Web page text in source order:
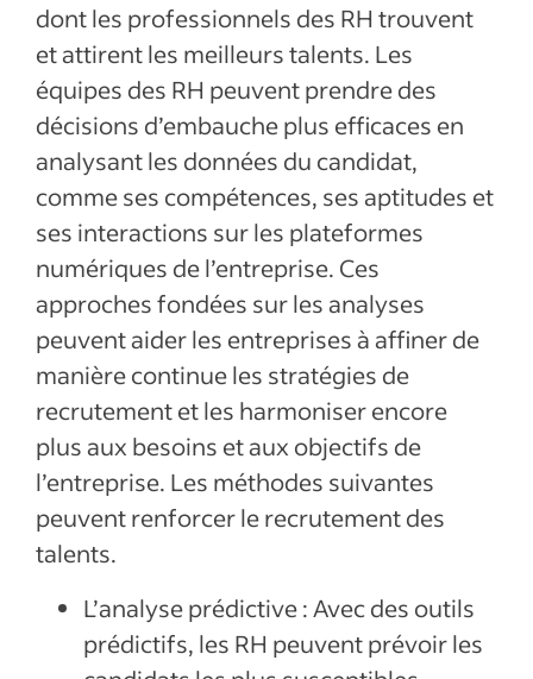
dont les professionnels des RH trouvent
et attirent les meilleurs talents. Les
équipes des RH peuvent prendre des
décisions d’embauche plus efficaces en
analysant les données du candidat,
comme ses compétences, ses aptitudes et
ses interactions sur les plateformes
numériques de l’entreprise. Ces
approches fondées sur les analyses
peuvent aider les entreprises à affiner de
manière continue les stratégies de
recrutement et les harmoniser encore
plus aux besoins et aux objectifs de
l’entreprise. Les méthodes suivantes
peuvent renforcer le recrutement des
talents.
L’analyse prédictive : Avec des outils
prédictifs, les RH peuvent prévoir les